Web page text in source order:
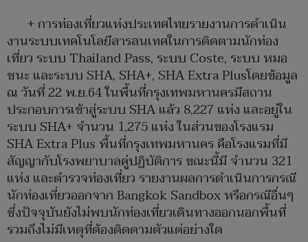
+ การท่องเที่ยวแห่งประเทศไทยรายงานการดำเนิน
งานระบบเทคโนโลยีสารสนเทศในการติดตามนักท่อง
เที่ยว ระบบ Thailand Pass, ระบบ Coste, ระบบ หมอ
ชนะ และระบบ SHA, SHA+, SHA Extra Plusโดยข้อมูล
ณ วันที่ 22 พ.ย.64 ในพื้นที่กรุงเทพมหานครมีสถาน
ประกอบการเข้าสู่ระบบ SHA แล้ว 8,227 แห่ง และอยู่ใน
ระบบ SHA+ จำนวน 1,275 แห่ง ในส่วนของโรงแรม
SHA Extra Plus พื้นที่กรุงเทพมหานคร คือโรงแรมที่มี
สัญญากับโรงพยาบาลคู่ปฏิบัติการ ขณะนี้มี จำนวน 321
แห่ง และตำรวจท่องเที่ยว รายงานผลการดำเนินการกรณี
นักท่องเที่ยวออกจาก Bangkok Sandbox หรือกรณีอื่นๆ
ซึ่งปัจจุบันยังไม่พบนักท่องเที่ยวเดินทางออกนอกพื้นที่
รวมถึงไม่มีเหตุที่ต้องติดตามตัวแต่อย่างใด